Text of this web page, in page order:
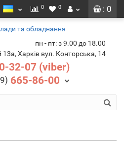
: 0
0 0
пн - пт: з 9.00 до 18.00
13а, Харків вул. Конторська, 14
32-07 (viber)
665-86-00